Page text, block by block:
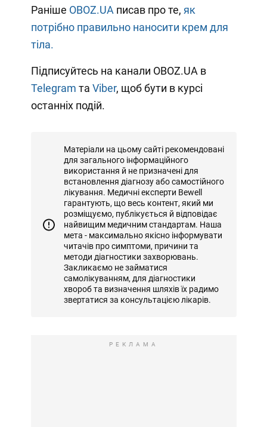
Раніше OBOZ.UA писав про те, як
потрібно правильно наносити крем для
тіла.
Підписуйтесь на канали OBOZ.UA в
Telegram та Viber, щоб бути в курсі
останніх подій.
Матеріали на цьому сайті рекомендовані
для загального інформаційного
використання й не призначені для
встановлення діагнозу або самостійного
лікування. Медичні експерти Bewell
гарантують, що весь контент, який ми
розміщуємо, публікується й відповідає
найвищим медичним стандартам. Наша
мета - максимально якісно інформувати
читачів про симптоми, причини та
методи діагностики захворювань.
Закликаємо не займатися
самолікуванням, для діагностики
хвороб та визначення шляхів їх радимо
звертатися за консультацією лікарів.
РЕКЛАМА